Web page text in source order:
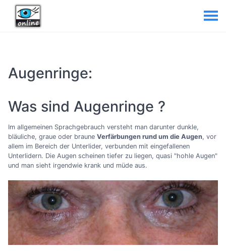
Augenringe:
Was sind Augenringe ?
Im allgemeinen Sprachgebrauch versteht man darunter dunkle,
bläuliche, graue oder braune Verfärbungen rund um die Augen, vor
allem im Bereich der Unterlider, verbunden mit eingefallenen
Unterlidern. Die Augen scheinen tiefer zu liegen, quasi "hohle Augen"
und man sieht irgendwie krank und müde aus.